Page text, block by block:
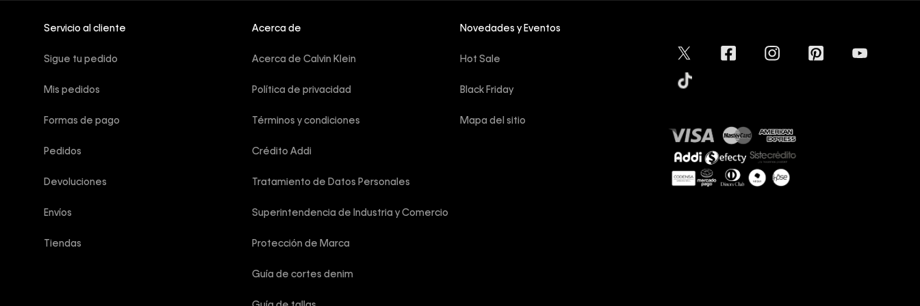
Servicio al cliente
Sigue tu pedido
Mis pedidos
Formas de pago
Pedidos
Devoluciones
Envíos
Tiendas
Acerca de
Acerca de Calvin Klein
Política de privacidad
Términos y condiciones
Crédito Addi
Tratamiento de Datos Personales
Superintendencia de Industria y Comercio
Protección de Marca
Guía de cortes denim
Novedades y Eventos
Hot Sale
Black Friday
Mapa del sitio